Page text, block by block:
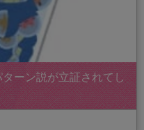
ーン説が立証されてし